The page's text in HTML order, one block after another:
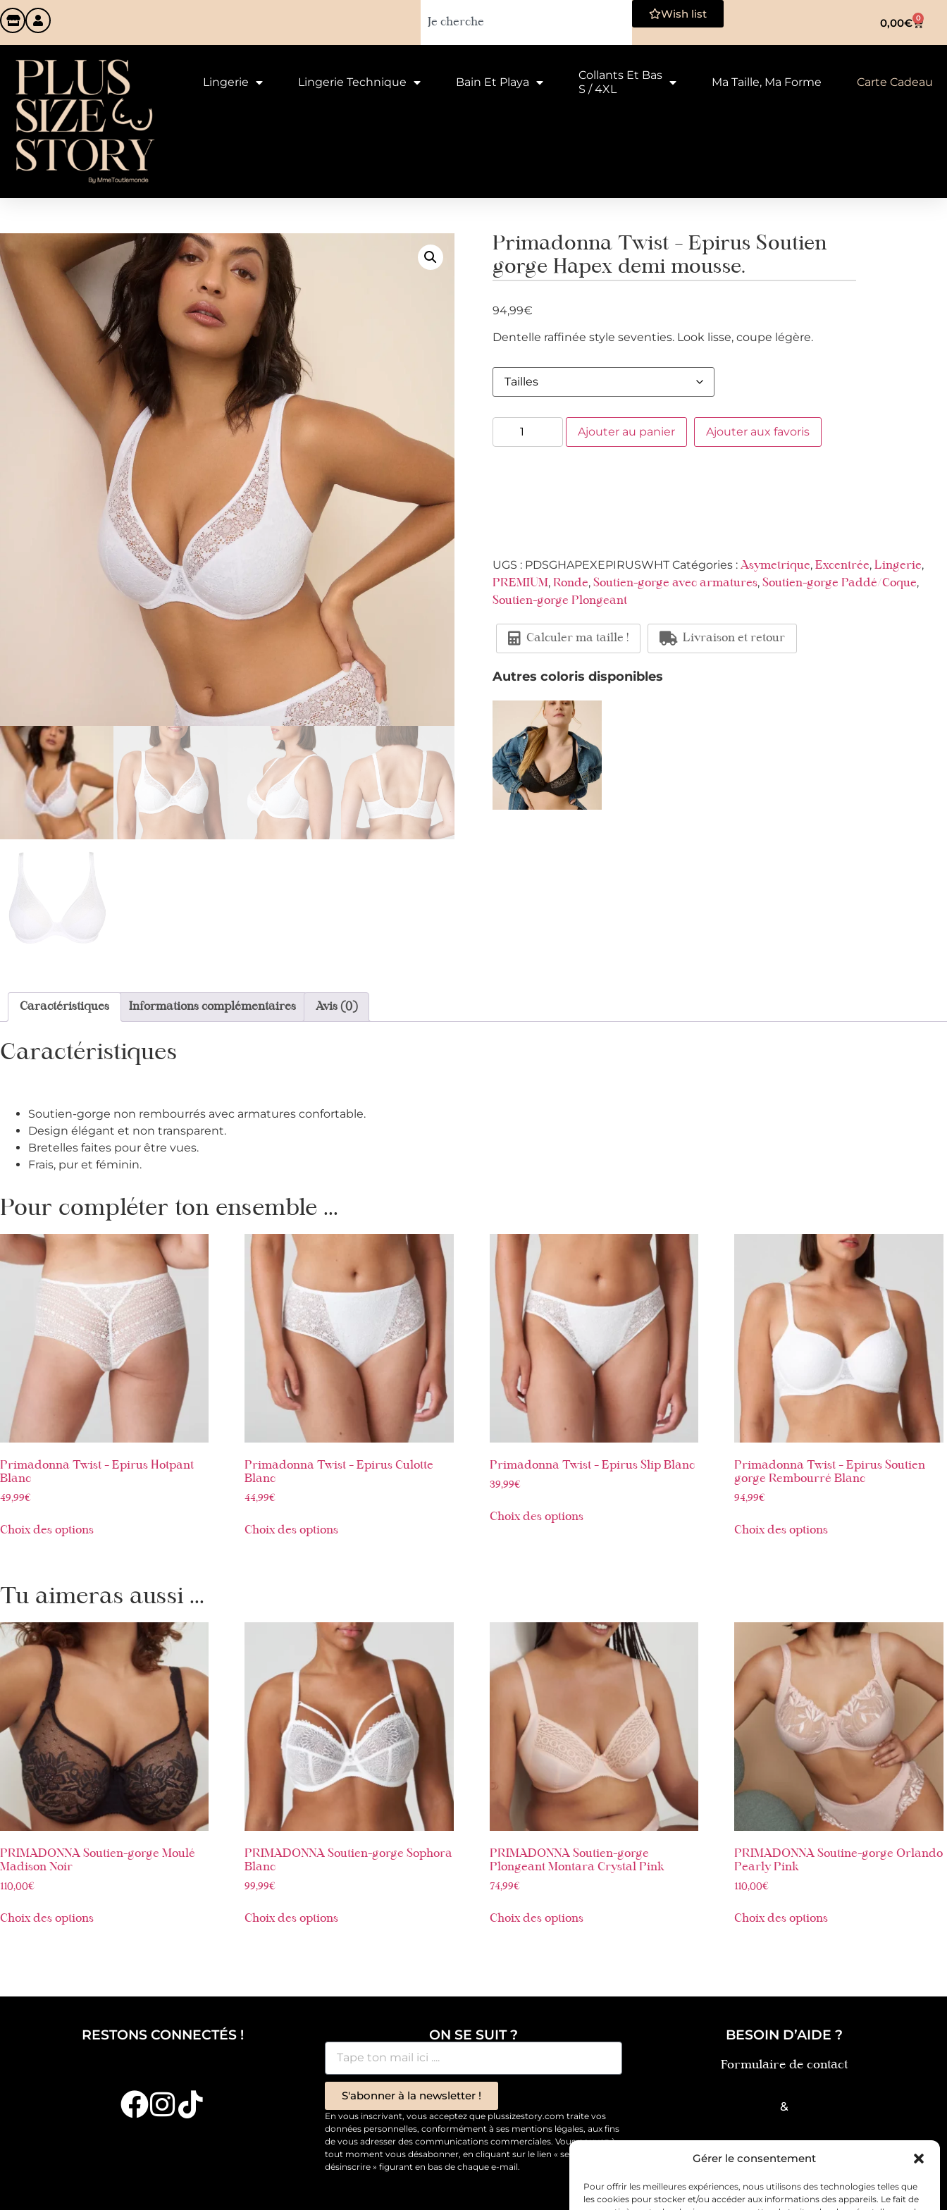
Gérer le consentement
Pour offrir les meilleures expériences, nous utilisons des technologies telles que
les cookies pour stocker et/ou accéder aux informations des appareils. Le fait de
Wish list
0,00€ 0
Lingerie Lingerie Technique Bain Et Playa
Collants Et Bas
S / 4XL
Ma Taille, Ma Forme Carte Cadeau
Primadonna Twist – Epirus Soutien
gorge Hapex demi mousse.
94,99€
Dentelle raffinée style seventies. Look lisse, coupe légère.
Ajouter au panier Ajouter aux favoris
UGS : PDSGHAPEXEPIRUSWHT Catégories : Asymetrique, Excentrée, Lingerie,
PREMIUM, Ronde, Soutien-gorge avec armatures, Soutien-gorge Paddé/Coque,
Soutien-gorge Plongeant
Calculer ma taille ! Livraison et retour
Autres coloris disponibles
Caractéristiques Informations complémentaires Avis (0)
Caractéristiques
Soutien-gorge non rembourrés avec armatures confortable.
Design élégant et non transparent.
Bretelles faites pour être vues.
Frais, pur et féminin.
Pour compléter ton ensemble ...
Primadonna Twist – Epirus Hotpant
Blanc
49,99€
Choix des options
Primadonna Twist – Epirus Culotte
Blanc
44,99€
Choix des options
Primadonna Twist – Epirus Slip Blanc
39,99€
Choix des options
Primadonna Twist – Epirus Soutien
gorge Rembourré Blanc
94,99€
Choix des options
Tu aimeras aussi ...
PRIMADONNA Soutien-gorge Moulé
Madison Noir
110,00€
Choix des options
PRIMADONNA Soutien-gorge Sophora
Blanc
99,99€
Choix des options
PRIMADONNA Soutien-gorge
Plongeant Montara Crystal Pink
74,99€
Choix des options
PRIMADONNA Soutine-gorge Orlando
Pearly Pink
110,00€
Choix des options
RESTONS CONNECTÉS ! ON SE SUIT ?
S'abonner à la newsletter !
En vous inscrivant, vous acceptez que plussizestory.com traite vos
données personnelles, conformément à ses mentions légales, aux fins
de vous adresser des communications commerciales. Vous pouvez à
tout moment vous désabonner, en cliquant sur le lien « se
désinscrire » figurant en bas de chaque e-mail.
BESOIN D’AIDE ?
Formulaire de contact
&